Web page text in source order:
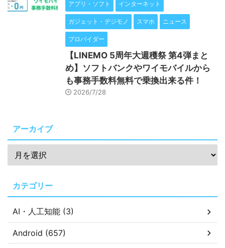
アプリ・ソフト インターネット
ガジェット・デジモノ スマホ ニュース
プロバイダー
【LINEMO 5周年大週穫祭 第4弾まと
め】ソフトバンクやワイモバイルから
も事務手数料無料で乗換出来る件！
2026/7/28
アーカイブ
カテゴリー
AI・人工知能 (3)
Android (657)